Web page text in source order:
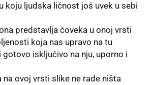
koju ljudska ličnost još uvek u sebi
predstavlja čoveka u onoj vrsti
koja nas upravo na tu
gotovo isključivo na nju, uporno i
ovoj vrsti slike ne rade ništa